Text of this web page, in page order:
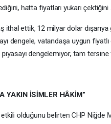
hatta fiyatları yukarı çektiğini
ithal ettik, 12 milyar dolar
dengele, vatandaşa uygun
dengelemiyor, tam tersine
YAKIN İSİMLER HÂKİM”
olduğunu belirten CHP Niğde